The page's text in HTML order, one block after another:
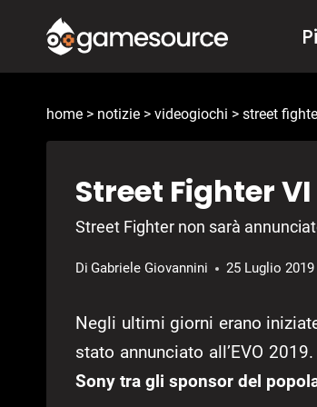
contenuto
home > notizie > videogiochi > street
Street Fighter
Street Fighter non sarà
Di Gabriele Giovannini 25 Luglio 2019
Negli ultimi giorni erano
stato annunciato all’EVO 2019.
Sony tra gli sponsor del